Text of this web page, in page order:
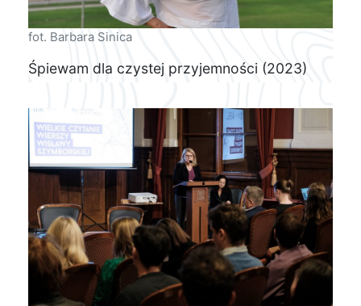
fot. Barbara Sinica
Śpiewam dla czystej przyjemności (2023)